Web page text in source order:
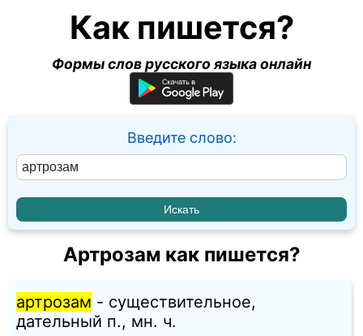
Как пишется?
Формы слов русского языка онлайн
Введите слово:
Артрозам как пишется?
артрозам - существительное,
дательный п., мн. ч.